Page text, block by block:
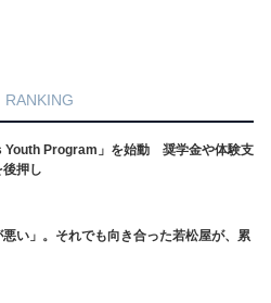
RANKING
Youth Program」を始動 奨学金や体験支
押し
悪い」。それでも向き合った若松屋が、累